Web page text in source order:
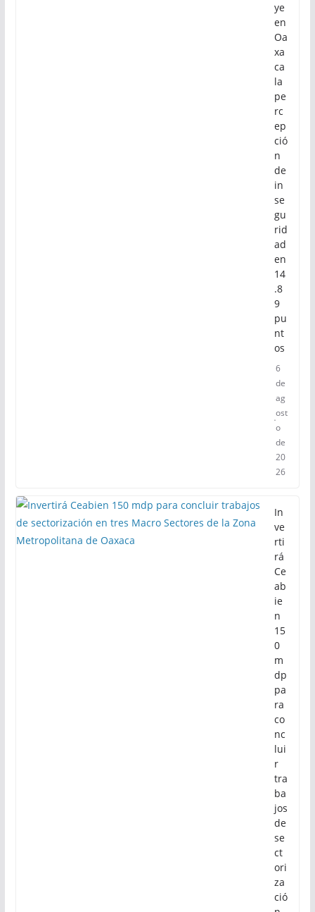
ye
en
Oa
xa
ca
la
pe
rc
ep
ció
n
de
in
se
gu
rid
ad
en
14
.8
9
pu
nt
os
6
de
ag
ost
o
de
20
26
In
ve
rti
rá
Ce
ab
ie
n
15
0
m
dp
pa
ra
co
nc
lui
r
tra
ba
jos
de
se
ct
ori
za
ció